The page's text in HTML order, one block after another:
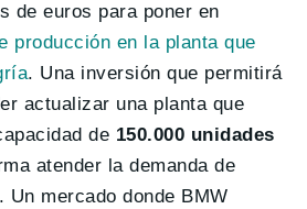
de euros para poner en
producción en la planta que
. Una inversión que permitirá
actualizar una planta que
de 150.000 unidades
atender la demanda de
Un mercado donde BMW